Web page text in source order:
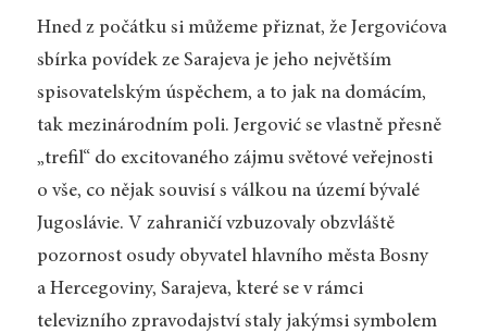
Hned z počátku si můžeme přiznat, že Jergovićova
sbírka povídek ze Sarajeva je jeho největším
spisovatelským úspěchem, a to jak na domácím,
tak mezinárodním poli. Jergović se vlastně přesně
„trefil“ do excitovaného zájmu světové veřejnosti
o vše, co nějak souvisí s válkou na území bývalé
Jugoslávie. V zahraničí vzbuzovaly obzvláště
pozornost osudy obyvatel hlavního města Bosny
a Hercegoviny, Sarajeva, které se v rámci
televizního zpravodajství staly jakýmsi symbolem